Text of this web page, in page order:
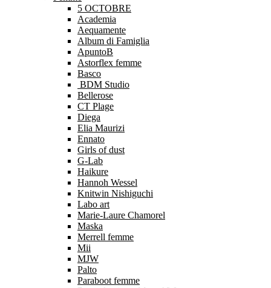
5 OCTOBRE
Academia
Aequamente
Album di Famiglia
ApuntoB
Astorflex femme
Basco
BDM Studio
Bellerose
CT Plage
Diega
Elia Maurizi
Ennato
Girls of dust
G-Lab
Haikure
Hannoh Wessel
Knitwin Nishiguchi
Labo art
Marie-Laure Chamorel
Maska
Merrell femme
Mii
MJW
Palto
Paraboot femme